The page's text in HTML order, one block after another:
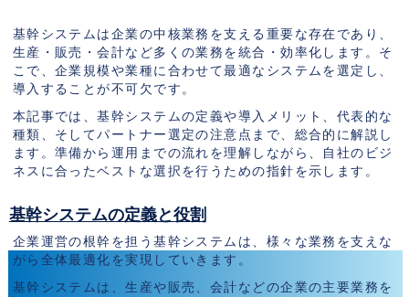
基幹システムは企業の中核業務を支える重要な存在であり、
生産・販売・会計など多くの業務を統合・効率化します。そ
こで、企業規模や業種に合わせて最適なシステムを選定し、
導入することが不可欠です。
本記事では、基幹システムの定義や導入メリット、代表的な
種類、そしてパートナー選定の注意点まで、総合的に解説し
ます。準備から運用までの流れを理解しながら、自社のビジ
ネスに合ったベストな選択を行うための指針を示します。
基幹システムの定義と役割
企業運営の根幹を担う基幹システムは、様々な業務を支えな
がら全体最適化を実現していきます。
基幹システムは、生産や販売、会計などの企業の主要業務を